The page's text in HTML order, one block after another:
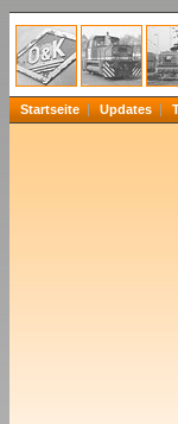
Startseite Updates